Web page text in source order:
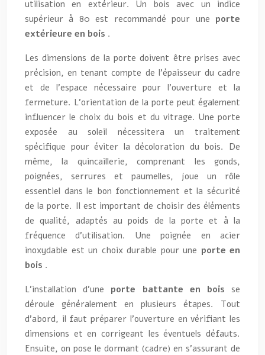
utilisation en extérieur. Un bois avec un indice
supérieur à 80 est recommandé pour une porte
extérieure en bois .
Les dimensions de la porte doivent être prises avec
précision, en tenant compte de l’épaisseur du cadre
et de l’espace nécessaire pour l’ouverture et la
fermeture. L’orientation de la porte peut également
influencer le choix du bois et du vitrage. Une porte
exposée au soleil nécessitera un traitement
spécifique pour éviter la décoloration du bois. De
même, la quincaillerie, comprenant les gonds,
poignées, serrures et paumelles, joue un rôle
essentiel dans le bon fonctionnement et la sécurité
de la porte. Il est important de choisir des éléments
de qualité, adaptés au poids de la porte et à la
fréquence d’utilisation. Une poignée en acier
inoxydable est un choix durable pour une porte en
bois .
L’installation d’une porte battante en bois se
déroule généralement en plusieurs étapes. Tout
d’abord, il faut préparer l’ouverture en vérifiant les
dimensions et en corrigeant les éventuels défauts.
Ensuite, on pose le dormant (cadre) en s’assurant de